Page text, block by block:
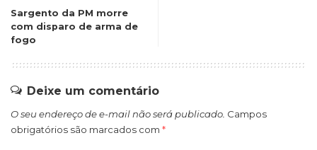
Sargento da PM morre
com disparo de arma de
fogo
Deixe um comentário
O seu endereço de e-mail não será publicado. Campos
obrigatórios são marcados com *